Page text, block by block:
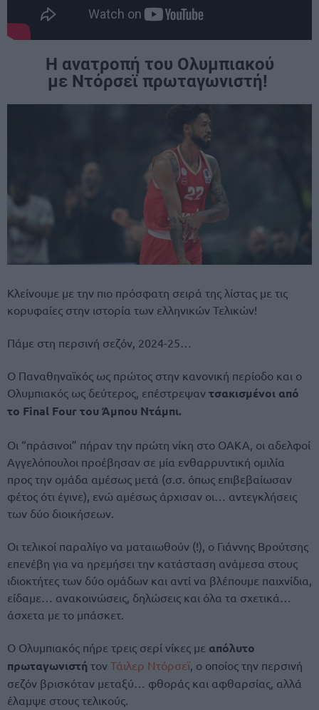
Η ανατροπή του Ολυμπιακού
με Ντόρσεϊ πρωταγωνιστή!
Κλείνουμε με την πιο πρόσφατη σειρά της λίστας με τις
κορυφαίες στην ιστορία των ελληνικών Τελικών!
Πάμε στη περσινή σεζόν, 2024-25…
O Παναθηναϊκός ως πρώτος στην κανονική περίοδο και ο
Ολυμπιακός ως δεύτερος, επέστρεψαν τσακισμένοι από
το Final Four του Άμπου Ντάμπι.
Οι “πράσινοι” πήραν την πρώτη νίκη στο ΟΑΚΑ, οι αδελφοί
Αγγελόπουλοι προέβησαν σε μία ενθαρρυντική ομιλία
προς την ομάδα αμέσως μετά (σ.σ. όπως επιβεβαίωσαν
φέτος ότι έγινε), ενώ αμέσως άρχισαν οι… αντεγκλήσεις
των δύο διοικήσεων.
Οι τελικοί παραλίγο να ματαιωθούν (!), ο Γιάννης Βρούτσης
επενέβη για να ηρεμήσει την κατάσταση ανάμεσα στους
ιδιοκτήτες των δύο ομάδων και αντί να βλέπουμε παιχνίδια,
είδαμε… ανακοινώσεις, δηλώσεις και όλα τα σχετικά…
άσχετα με το μπάσκετ.
Ο Ολυμπιακός πήρε τρεις σερί νίκες με απόλυτο
πρωταγωνιστή τον Τάιλερ Ντόρσεϊ, ο οποίος την περσινή
σεζόν βρισκόταν μεταξύ… φθοράς και αφθαρσίας, αλλά
έλαμψε στους τελικούς.